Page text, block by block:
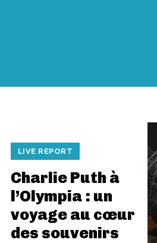
LIVE REPORT
Charlie Puth à
l’Olympia : un
voyage au cœur
des souvenirs